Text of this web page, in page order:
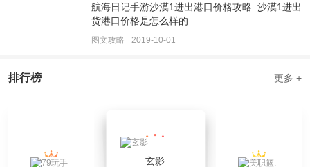
航海日记手游沙漠1进出港口价格攻略_沙漠1进出
货港口价格是怎么样的
图文攻略 2019-10-01
排行榜 更多 +
玄影